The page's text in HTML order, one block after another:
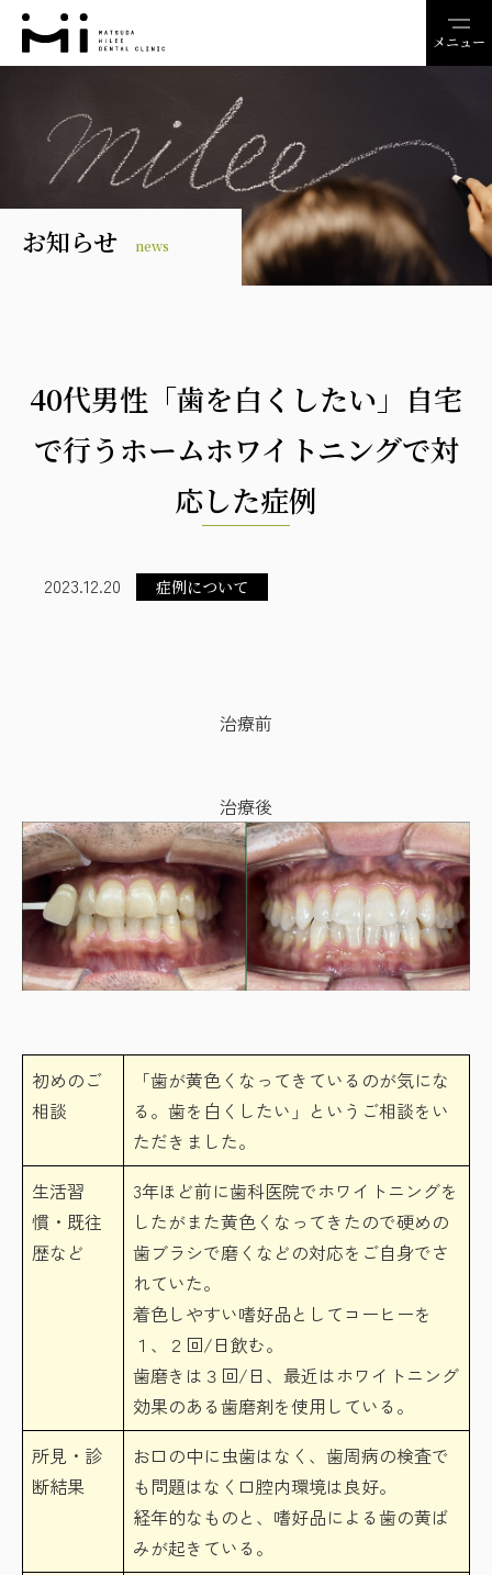
メニュー
お知らせ news
40代男性「歯を白くしたい」自宅
で行うホームホワイトニングで対
応した症例
2023.12.20 症例について
治療前
治療後
初めのご
相談
「歯が黄色くなってきているのが気にな
る。歯を白くしたい」というご相談をい
ただきました。
生活習
慣・既往
歴など
3年ほど前に歯科医院でホワイトニングを
したがまた黄色くなってきたので硬めの
歯ブラシで磨くなどの対応をご自身でさ
れていた。
着色しやすい嗜好品としてコーヒーを
１、２回/日飲む。
歯磨きは３回/日、最近はホワイトニング
効果のある歯磨剤を使用している。
所見・診
断結果
お口の中に虫歯はなく、歯周病の検査で
も問題はなく口腔内環境は良好。
経年的なものと、嗜好品による歯の黄ば
みが起きている。